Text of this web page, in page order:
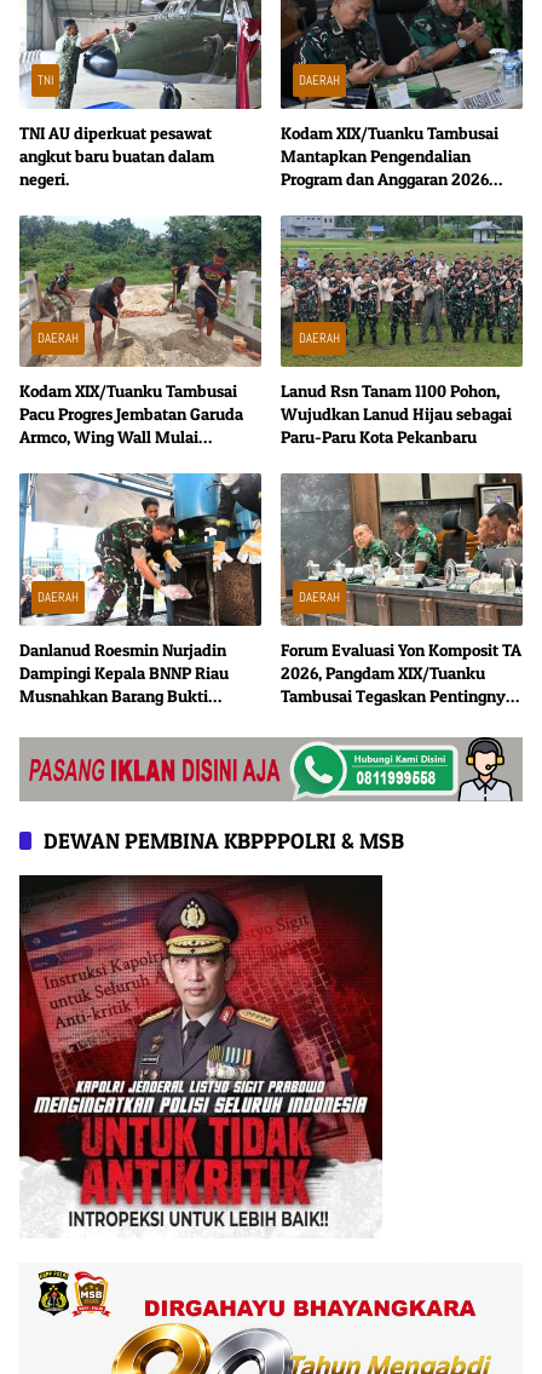
TNI
TNI AU diperkuat pesawat
angkut baru buatan dalam
negeri.
DAERAH
Kodam XIX/Tuanku Tambusai
Mantapkan Pengendalian
Program dan Anggaran 2026
DAERAH
Kodam XIX/Tuanku Tambusai
Pacu Progres Jembatan Garuda
Armco, Wing Wall Mulai
Kokoh
DAERAH
Lanud Rsn Tanam 1100 Pohon,
Wujudkan Lanud Hijau sebagai
Paru-Paru Kota Pekanbaru
DAERAH
Danlanud Roesmin Nurjadin
Dampingi Kepala BNNP Riau
Musnahkan Barang Bukti
DAERAH
Forum Evaluasi Yon Komposit TA
2026, Pangdam XIX/Tuanku
Tambusai Tegaskan Pentingnya
Komposit Gardapati
DEWAN PEMBINA KBPPPOLRI & MSB